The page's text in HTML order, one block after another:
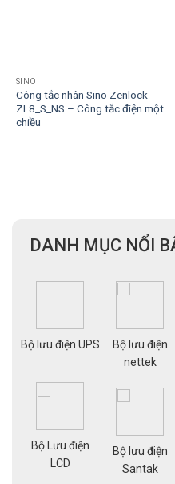
SINO
Công tắc nhân Sino Zenlock
ZL8_S_NS – Công tắc điện một
chiều
DANH MỤC NỔI
Bộ lưu điện UPS
Bộ Lưu điện
LCD
Bộ lưu điện
nettek
Bộ lưu điện
Santak